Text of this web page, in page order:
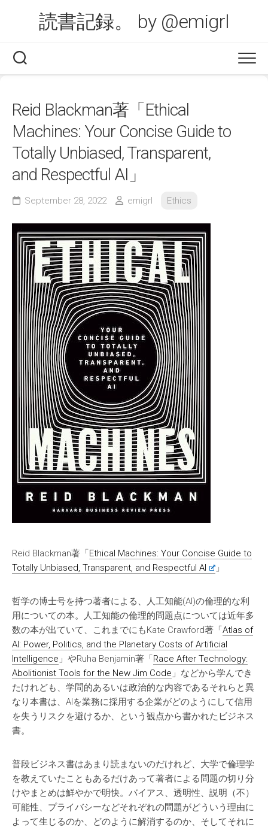
読書記録。 by @emigrl
Reid Blackman著「Ethical
Machines: Your Concise Guide to
Totally Unbiased, Transparent,
and Respectful AI」
September 28, 2022 emigrl Ethics
Reid Blackman著「Ethical Machines: Your Concise Guide to
Totally Unbiased, Transparent, and Respectful AI
」
哲学の博士号を持つ著者による、人工知能(AI)の倫理的な利
用についての本。人工知能の倫理的問題点については近年多
数の本が出ていて、これまでにもKate Crawford著「Atlas of
AI: Power, Politics, and the Planetary Costs of Artificial
Intelligence 」やRuha Benjamin著「Race After Technology:
Abolitionist Tools for the New Jim Code 」などから学んでき
たけれども、学問的あるいは政治的な内容であるそれらと異
なり本書は、AIを業務に採用する企業がどのようにして信用
を失うリスクを避けるか、という観点から書かれたビジネス
書。
普段ビジネス書はあまり読まないのだけれど、大学で倫理学
を教えていたこともあるだけあって著者による問題の切り分
けやまとめは鮮やかで明快。バイアス、透明性、説明（不）
可能性、プライバシーなどそれぞれの問題がどういう理由に
よって生じるのか、どのように解消するのか、そしてそれに